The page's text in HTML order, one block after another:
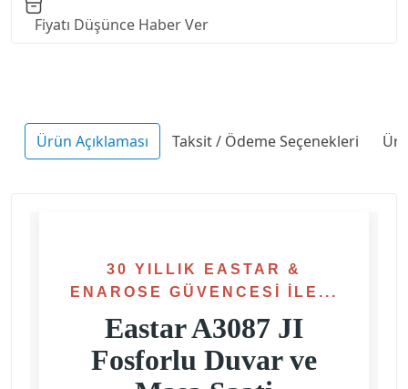
Fiyatı Düşünce Haber Ver
Ürün Açıklaması Taksit / Ödeme Seçenekleri
30 YILLIK EASTAR &
ENAROSE GÜVENCESI İLE...
Eastar A3087 JI
Fosforlu Duvar ve